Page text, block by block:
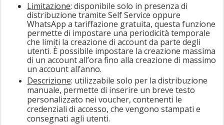
Limitazione: disponibile solo in presenza di
distribuzione tramite Self Service oppure
WhatsApp a tariffazione gratuita, questa funzione
permette di impostare una periodicità temporale
che limiti la creazione di account da parte degli
utenti. È possibile impostare la creazione massima
di un account all’ora fino alla creazione di massimo
un account all’anno.
Descrizione: utilizzabile solo per la distribuzione
manuale, permette di inserire un breve testo
personalizzato nei voucher, contenenti le
credenziali di accesso, che vengono stampati e
consegnati agli utenti.